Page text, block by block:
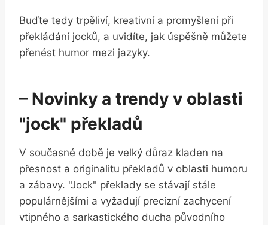
Buďte⁣ tedy‍ trpěliví, kreativní a promyšlení při
překládání jocků, ⁢a uvidíte, jak úspěšně můžete
přenést humor mezi ​jazyky.
– Novinky‌ a trendy⁢ v oblasti
"jock" překladů
V současné ​době je velký důraz kladen na
přesnost a originalitu překladů v oblasti ‌humoru
a zábavy. "Jock" překlady ⁤se stávají⁢ stále
populárnějšími a vyžadují precizní zachycení
vtipného a sarkastického ducha původního